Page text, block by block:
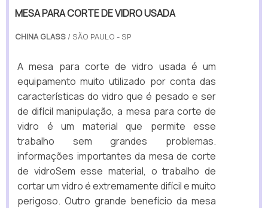
MESA PARA CORTE DE VIDRO USADA
CHINA GLASS / SÃO PAULO - SP
A mesa para corte de vidro usada é um
equipamento muito utilizado por conta das
características do vidro que é pesado e ser
de difícil manipulação, a mesa para corte de
vidro é um material que permite esse
trabalho sem grandes problemas.
informações importantes da mesa de corte
de vidroSem esse material, o trabalho de
cortar um vidro é extremamente difícil e muito
perigoso. Outro grande benefício da mesa